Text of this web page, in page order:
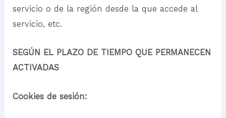
servicio o de la región desde la que accede al
servicio, etc.
SEGÚN EL PLAZO DE TIEMPO QUE PERMANECEN
ACTIVADAS
Cookies de sesión: